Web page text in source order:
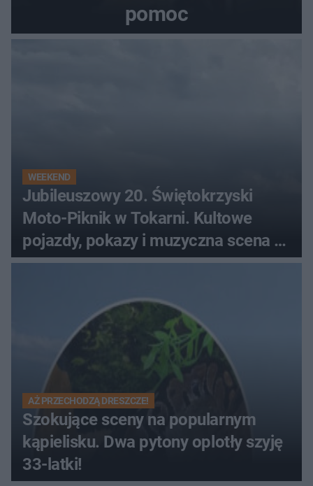
pomoc
WEEKEND
Jubileuszowy 20. Świętokrzyski
Moto-Piknik w Tokarni. Kultowe
pojazdy, pokazy i muzyczna scena w
Muzeum Wsi Kieleckiej
AŻ PRZECHODZĄ DRESZCZE!
Szokujące sceny na popularnym
kąpielisku. Dwa pytony oplotły szyję
33-latki!